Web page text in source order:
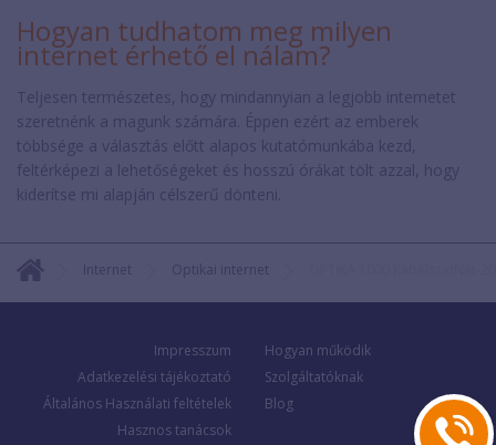
Hogyan tudhatom meg milyen
internet érhető el nálam?
Teljesen természetes, hogy mindannyian a legjobb internetet
szeretnénk a magunk számára. Éppen ezért az emberek
többsége a választás előtt alapos kutatómunkába kezd,
feltérképezi a lehetőségeket és hosszú órákat tölt azzal, hogy
kiderítse mi alapján célszerű dönteni.
Internet Optikai internet
Impresszum
Adatkezelési tájékoztató
Általános Használati feltételek
Hasznos tanácsok
Hogyan működik
Szolgáltatóknak
Blog